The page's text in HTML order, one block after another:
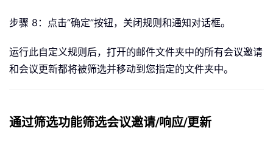
步骤 8：点击“确定”按钮，关闭规则和通知对话框。
运行此自定义规则后，打开的邮件文件夹中的所有会议邀请
和会议更新都将被筛选并移动到您指定的文件夹中。
通过筛选功能筛选会议邀请/响应/更新